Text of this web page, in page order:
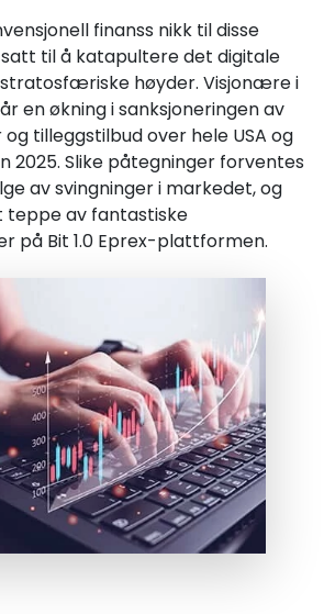
finanss nikk til disse
til å katapultere det digitale
høyder. Visjonære i
en økning i sanksjoneringen av
og tilleggstilbud over hele USA og
2025. Slike påtegninger forventes
av svingninger i markedet, og
teppe av fantastiske
på Bit 1.0 Eprex-plattformen.